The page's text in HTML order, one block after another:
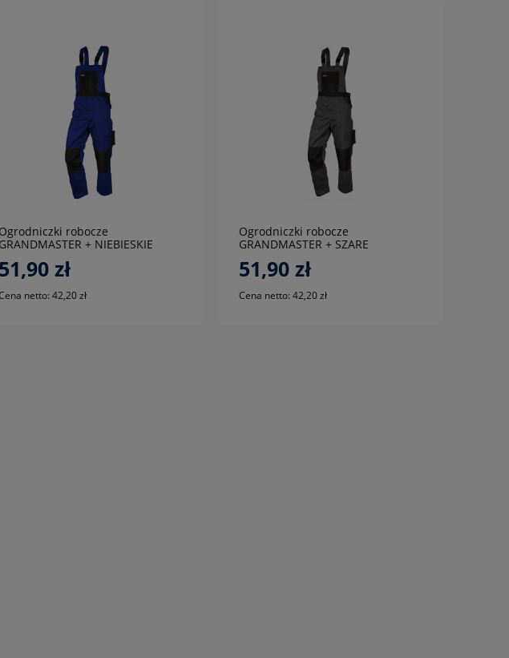
Ogrodniczki robocze
GRANDMASTER + NIEBIESKIE
51,90 zł
netto: 42,20 zł
do koszyka
Ogrodniczki robocze
GRANDMASTER + SZARE
51,90 zł
Cena netto: 42,20 zł
do koszyka